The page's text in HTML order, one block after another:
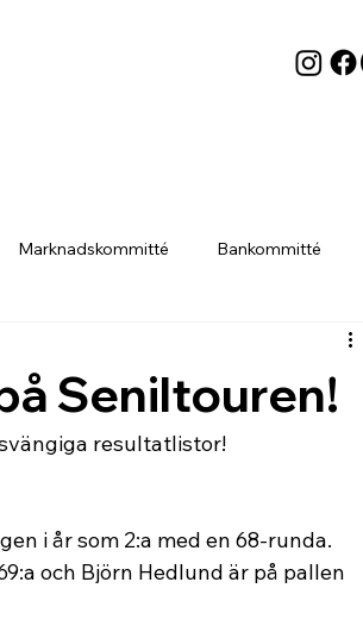
Marknadskommitté Bankommitté
Seniltouren!
resultatlistor!
i år som 2:a med en 68-runda.
och Björn Hedlund är på pallen